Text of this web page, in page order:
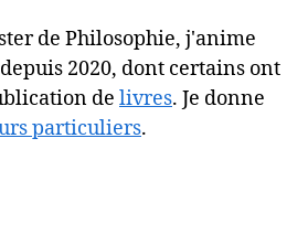
de Philosophie, j'anime
depuis 2020, dont certains ont
de livres. Je donne
particuliers.